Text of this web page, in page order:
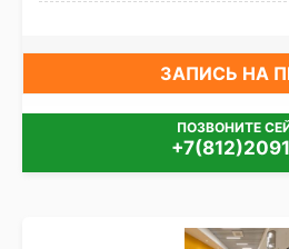
ЗАПИСЬ НА
ПОЗВОНИТЕ